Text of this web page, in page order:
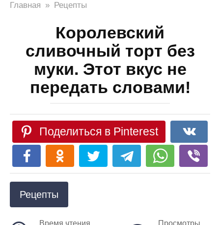
Главная » Рецепты
Королевский
сливочный торт без
муки. Этот вкус не
передать словами!
Поделиться в Pinterest
Рецепты
Время чтения Просмотры